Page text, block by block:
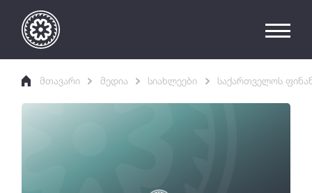
მთავარი მედია სიახლეები საქართველოს